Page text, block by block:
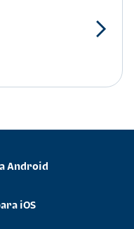
Android
iOS